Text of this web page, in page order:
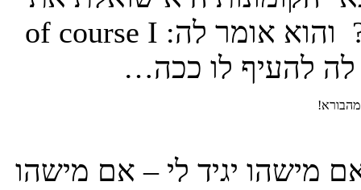
החבר שלה: do you love me Jonny? והוא אומר לה: of course I
מישהו יגיד לי – אם מישהו